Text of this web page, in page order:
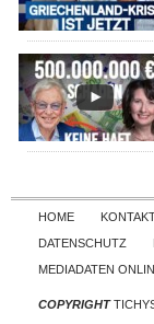
HOME
DATENSCHUTZ
MEDIADATEN
COPYRIGHT